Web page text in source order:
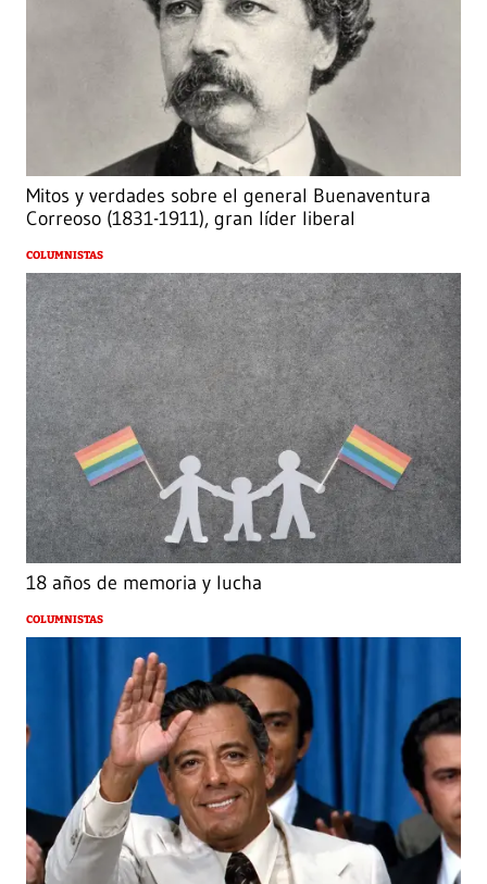
Mitos y verdades sobre el general Buenaventura
Correoso (1831-1911), gran líder liberal
COLUMNISTAS
18 años de memoria y lucha
COLUMNISTAS